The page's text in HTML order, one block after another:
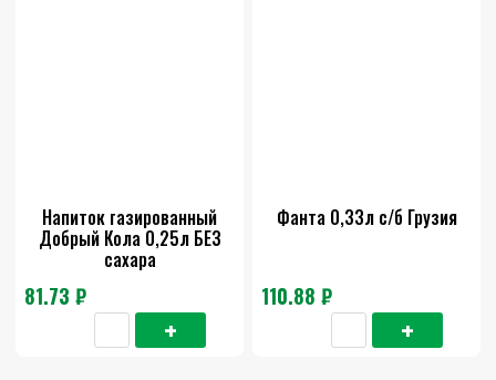
Напиток газированный
Добрый Кола 0,25л БЕЗ
сахара
81.73 ₽
Фанта 0,33л с/б Грузия
110.88 ₽